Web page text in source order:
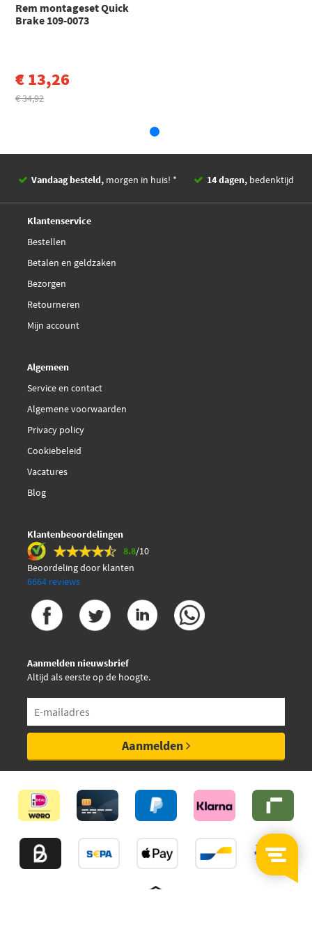
Textar 82550600 Toon meer
Rem montageset Quick
Brake 109-0073
€ 13,26
€ 34,92
Vandaag besteld, morgen in huis! * 14 dagen, bedenktijd
Klantenservice
Bestellen
Betalen en geldzaken
Bezorgen
Retourneren
Mijn account
Algemeen
Service en contact
Algemene voorwaarden
Privacy policy
Cookiebeleid
Vacatures
Blog
Klantenbeoordelingen
8.8/10
Beoordeling door klanten
6664 reviews
Aanmelden nieuwsbrief
Altijd als eerste op de hoogte.
Aanmelden